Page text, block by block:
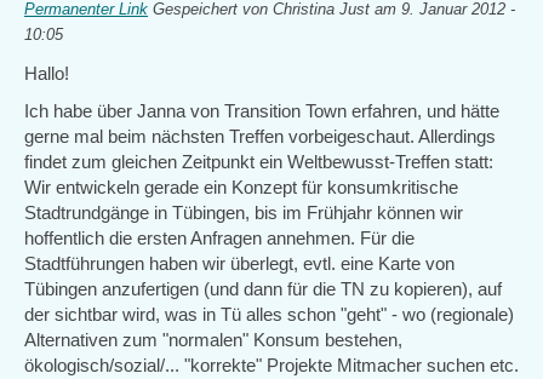
Permanenter Link Gespeichert von Christina Just am 9. Januar 2012 -
10:05
Hallo!
Ich habe über Janna von Transition Town erfahren, und hätte
gerne mal beim nächsten Treffen vorbeigeschaut. Allerdings
findet zum gleichen Zeitpunkt ein Weltbewusst-Treffen statt:
Wir entwickeln gerade ein Konzept für konsumkritische
Stadtrundgänge in Tübingen, bis im Frühjahr können wir
hoffentlich die ersten Anfragen annehmen. Für die
Stadtführungen haben wir überlegt, evtl. eine Karte von
Tübingen anzufertigen (und dann für die TN zu kopieren), auf
der sichtbar wird, was in Tü alles schon "geht" - wo (regionale)
Alternativen zum "normalen" Konsum bestehen,
ökologisch/sozial/... "korrekte" Projekte Mitmacher suchen etc.